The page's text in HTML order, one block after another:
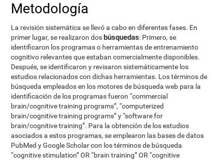
Metodología
La revisión sistemática se llevó a cabo en diferentes fases. En
primer lugar, se realizaron dos búsquedas: Primero, se
identificaron los programas o herramientas de entrenamiento
cognitivo relevantes que estaban comercialmente disponibles.
Después, se identificaron y revisaron sistemáticamente los
estudios relacionados con dichas herramientas. Los términos de
búsqueda empleados en los motores de búsqueda web para la
identificación de los programas fueron “commercial
brain/cognitive training programs”, “computerized
brain/cognitive training programs” y “software for
brain/cognitive training”. Para la obtención de los estudios
asociados a estos programas, se emplearon las bases de datos
PubMed y Google Scholar con los términos de búsqueda
“cognitive stimulation” OR “brain training” OR “cognitive